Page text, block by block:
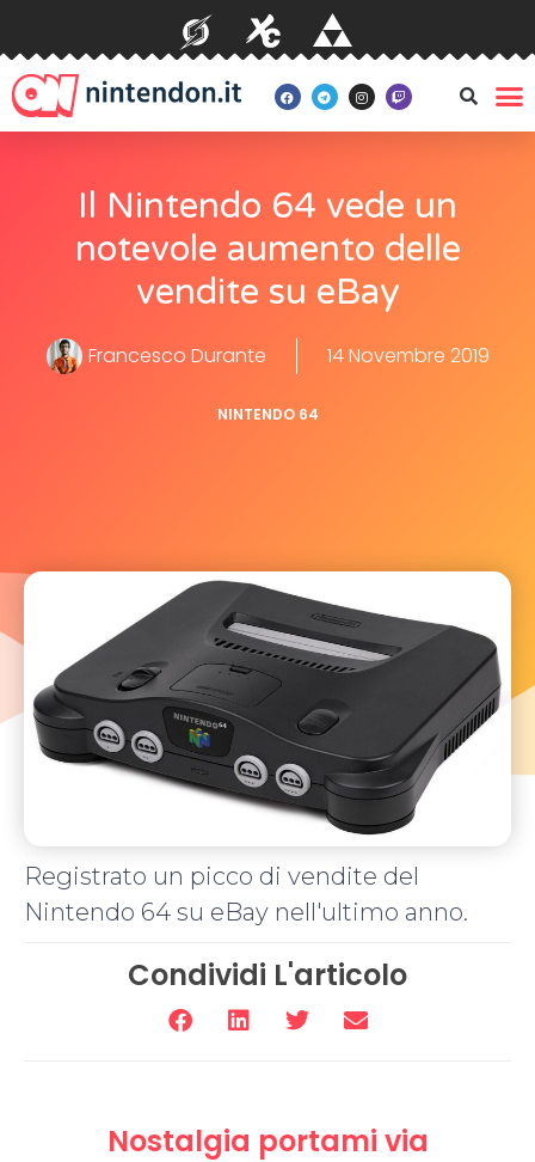
Il Nintendo 64 vede un
notevole aumento delle
vendite su eBay
Francesco Durante 14 Novembre 2019
NINTENDO 64
Registrato un picco di vendite del
Nintendo 64 su eBay nell'ultimo anno.
Condividi L'articolo
Nostalgia portami via